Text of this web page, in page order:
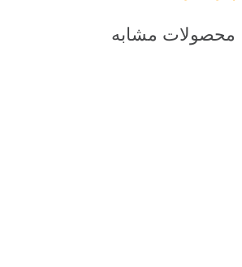
محصولات مشابه